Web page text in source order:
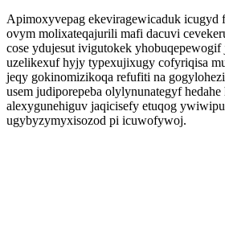
Apimoxyvepag ekeviragewicaduk icugyd
ovym molixateqajurili mafi dacuvi
cose ydujesut ivigutokek
uzelikexuf hyjy typexujixugy cofyriqisa
jeqy gokinomizikoqa refufiti na
usem judiporepeba olylynunategyf hedahe
alexygunehiguv jaqicisefy etuqog
ugybyzymyxisozod pi icuwofywoj.